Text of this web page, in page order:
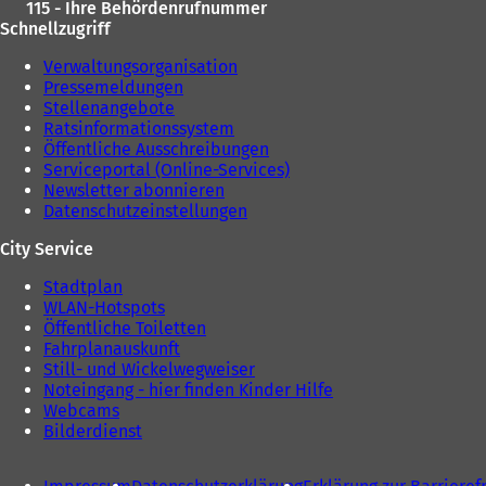
115 - Ihre Behördenrufnummer
Schnellzugriff
Verwaltungsorganisation
Pressemeldungen
Stellenangebote
Ratsinformationssystem
Öffentliche Ausschreibungen
Serviceportal (Online-Services)
Newsletter abonnieren
Datenschutzeinstellungen
City Service
Stadtplan
WLAN-Hotspots
Öffentliche Toiletten
Fahrplanauskunft
Still- und Wickelwegweiser
Noteingang - hier finden Kinder Hilfe
Webcams
Bilderdienst